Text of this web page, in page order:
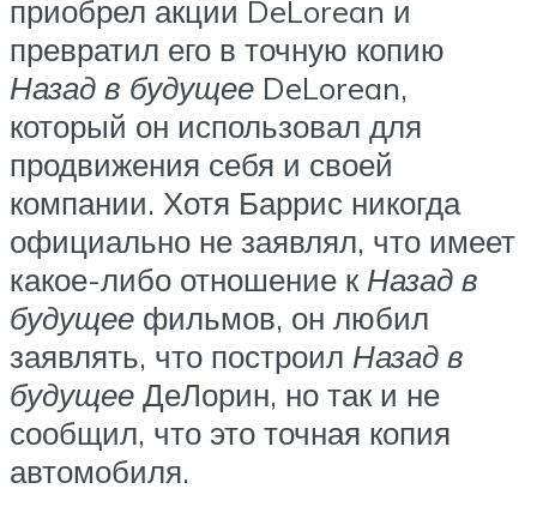
приобрел акции DeLorean и
превратил его в точную копию
Назад в будущее DeLorean,
который он использовал для
продвижения себя и своей
компании. Хотя Баррис никогда
официально не заявлял, что имеет
какое-либо отношение к Назад в
будущее фильмов, он любил
заявлять, что построил Назад в
будущее ДеЛорин, но так и не
сообщил, что это точная копия
автомобиля.